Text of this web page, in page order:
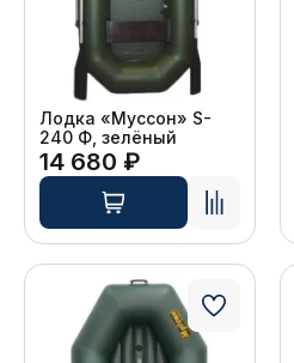
Лодка «Муссон» S-
240 Ф, зелёный
14 680 ₽